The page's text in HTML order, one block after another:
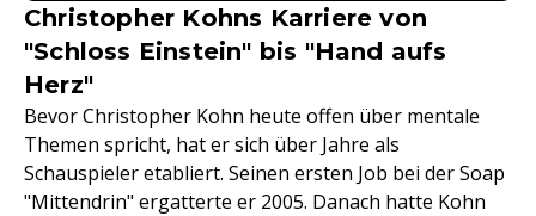
Christopher Kohns Karriere von
"Schloss Einstein" bis "Hand aufs
Herz"
Bevor Christopher Kohn heute offen über mentale
Themen spricht, hat er sich über Jahre als
Schauspieler etabliert. Seinen ersten Job bei der Soap
"Mittendrin" ergatterte er 2005. Danach hatte Kohn